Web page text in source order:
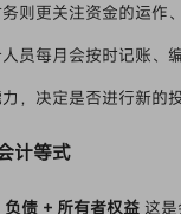
则更关注资金的运作
员每月会按时记账、
，决定是否进行新的
计等式
负债 + 所有者权益 这